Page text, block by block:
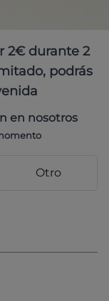
2€ durante 2
podrás
en nosotros
Otro